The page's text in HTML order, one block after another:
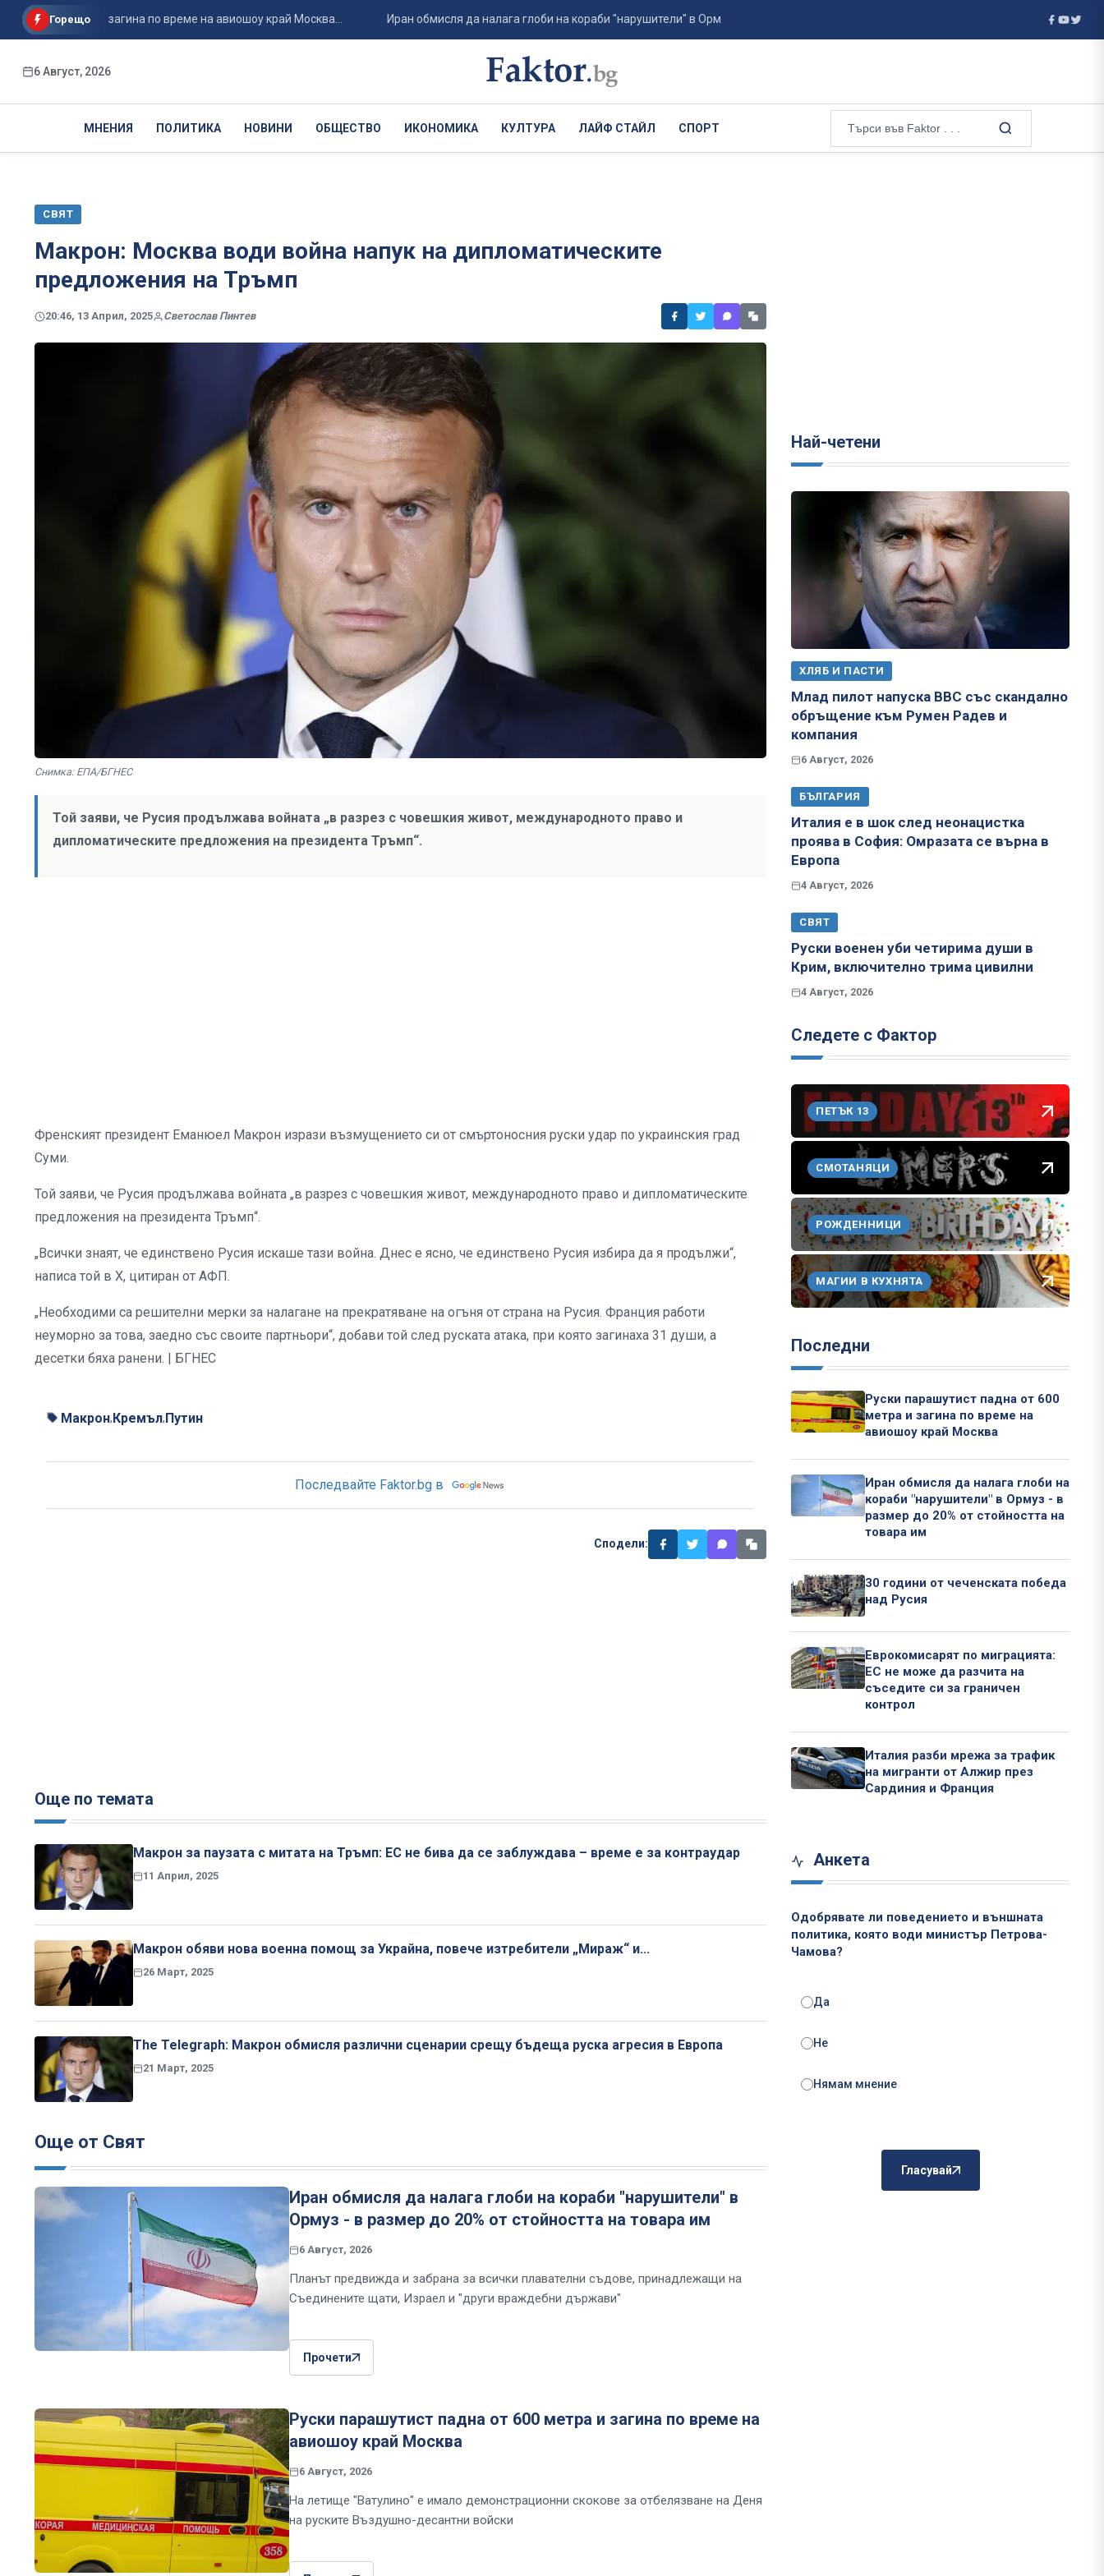
Горещо
метра и загина по време на авиошоу край Москва... Иран обмисля да налага глоби на кораби "нарушители" в Ормуз - в размер до 20% от... 30 години от чеченската победа над Русия...
6 Август, 2026
МНЕНИЯ ПОЛИТИКА НОВИНИ ОБЩЕСТВО ИКОНОМИКА КУЛТУРА ЛАЙФ СТАЙЛ СПОРТ
СВЯТ
Макрон: Москва води война напук на дипломатическите
предложения на Тръмп
20:46, 13 Април, 2025 Светослав Пинтев
Снимка: ЕПА/БГНЕС
Той заяви, че Русия продължава войната „в разрез с човешкия живот, международното право и
дипломатическите предложения на президента Тръмп“.
Френският президент Еманюел Макрон изрази възмущението си от смъртоносния руски удар по украинския град
Суми.
Той заяви, че Русия продължава войната „в разрез с човешкия живот, международното право и дипломатическите
предложения на президента Тръмп“.
„Всички знаят, че единствено Русия искаше тази война. Днес е ясно, че единствено Русия избира да я продължи“,
написа той в Х, цитиран от АФП.
„Необходими са решителни мерки за налагане на прекратяване на огъня от страна на Русия. Франция работи
неуморно за това, заедно със своите партньори“, добави той след руската атака, при която загинаха 31 души, а
десетки бяха ранени. | БГНЕС
Макрон,Кремъл,Путин
Последвайте Faktor.bg в
Сподели:
Още по темата
Макрон за паузата с митата на Тръмп: ЕС не бива да се заблуждава – време е за контраудар
11 Април, 2025
Макрон обяви нова военна помощ за Украйна, повече изтребители „Мираж“ и...
26 Март, 2025
The Telegraph: Макрон обмисля различни сценарии срещу бъдеща руска агресия в Европа
21 Март, 2025
Още от Свят
Иран обмисля да налага глоби на кораби "нарушители" в
Ормуз - в размер до 20% от стойността на товара им
6 Август, 2026
Планът предвижда и забрана за всички плавателни съдове, принадлежащи на
Съединените щати, Израел и "други враждебни държави"
Прочети
Руски парашутист падна от 600 метра и загина по време на
авиошоу край Москва
6 Август, 2026
На летище "Ватулино" е имало демонстрационни скокове за отбелязване на Деня
на руските Въздушно-десантни войски
Най-четени
ХЛЯБ И ПАСТИ
Млад пилот напуска ВВС със скандално
обръщение към Румен Радев и
компания
6 Август, 2026
БЪЛГАРИЯ
Италия е в шок след неонацистка
проява в София: Омразата се върна в
Европа
4 Август, 2026
СВЯТ
Руски военен уби четирима души в
Крим, включително трима цивилни
4 Август, 2026
Следете с Фактор
ПЕТЪК 13
СМОТАНЯЦИ
РОЖДЕННИЦИ
МАГИИ В КУХНЯТА
Последни
Руски парашутист падна от 600
метра и загина по време на
авиошоу край Москва
Иран обмисля да налага глоби на
кораби "нарушители" в Ормуз - в
размер до 20% от стойността на
товара им
30 години от чеченската победа
над Русия
Еврокомисарят по миграцията:
ЕС не може да разчита на
съседите си за граничен
контрол
Италия разби мрежа за трафик
на мигранти от Алжир през
Сардиния и Франция
Анкета
Одобрявате ли поведението и външната
политика, която води министър Петрова-
Чамова?
Да
Не
Нямам мнение
Гласувай